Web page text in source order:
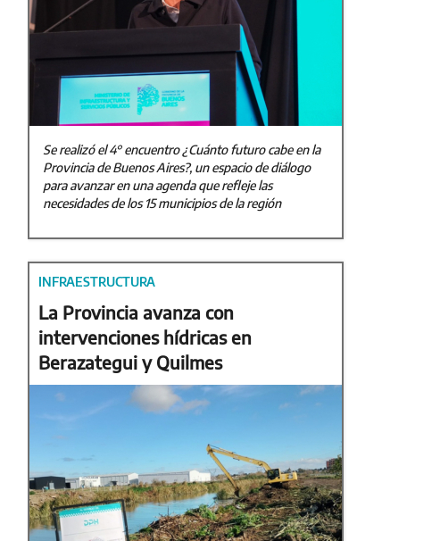
Se realizó el 4° encuentro ¿Cuánto futuro cabe en la
Provincia de Buenos Aires?, un espacio de diálogo
para avanzar en una agenda que refleje las
necesidades de los 15 municipios de la región
INFRAESTRUCTURA
La Provincia avanza con
intervenciones hídricas en
Berazategui y Quilmes